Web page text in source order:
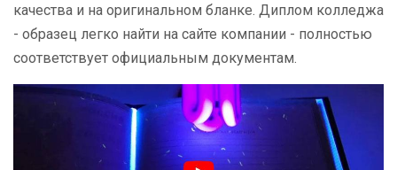
качества и на оригинальном бланке. Диплом колледжа
- образец легко найти на сайте компании - полностью
соответствует официальным документам.